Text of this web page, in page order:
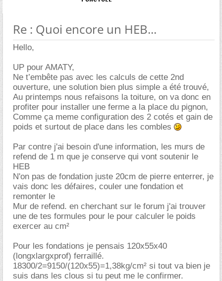
Re : Quoi encore un HEB...
Hello,
UP pour AMATY,
Ne t’embête pas avec les calculs de cette 2nd
ouverture, une solution bien plus simple a été trouvé,
Au printemps nous refaisons la toiture, on va donc en
profiter pour installer une ferme a la place du pignon,
Comme ça meme configuration des 2 cotés et gain de
poids et surtout de place dans les combles
Par contre j'ai besoin d'une information, les murs de
refend de 1 m que je conserve qui vont soutenir le
HEB
N'on pas de fondation juste 20cm de pierre enterrer, je
vais donc les défaires, couler une fondation et
remonter le
Mur de refend. en cherchant sur le forum j'ai trouver
une de tes formules pour le pour calculer le poids
exercer au cm²
Pour les fondations je pensais 120x55x40
(longxlargxprof) ferraillé.
18300/2=9150/(120x55)=1,38kg/cm² si tout va bien je
suis dans les clous si tu peut me le confirmer.